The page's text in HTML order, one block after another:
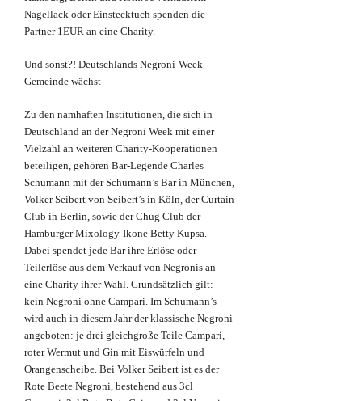
Nagellack oder Einstecktuch spenden die
Partner 1EUR an eine Charity.
Und sonst?! Deutschlands Negroni-Week-
Gemeinde wächst
Zu den namhaften Institutionen, die sich in
Deutschland an der Negroni Week mit einer
Vielzahl an weiteren Charity-Kooperationen
beteiligen, gehören Bar-Legende Charles
Schumann mit der Schumann’s Bar in München,
Volker Seibert von Seibert’s in Köln, der Curtain
Club in Berlin, sowie der Chug Club der
Hamburger Mixology-Ikone Betty Kupsa.
Dabei spendet jede Bar ihre Erlöse oder
Teilerlöse aus dem Verkauf von Negronis an
eine Charity ihrer Wahl. Grundsätzlich gilt:
kein Negroni ohne Campari. Im Schumann’s
wird auch in diesem Jahr der klassische Negroni
angeboten: je drei gleichgroße Teile Campari,
roter Wermut und Gin mit Eiswürfeln und
Orangenscheibe. Bei Volker Seibert ist es der
Rote Beete Negroni, bestehend aus 3cl